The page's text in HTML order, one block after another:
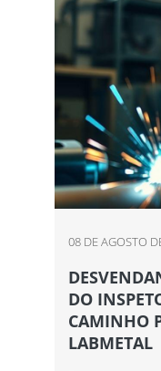
08 DE AGOSTO
DO
CAMINHO
LABMETAL